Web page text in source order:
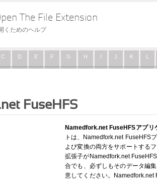
The File Extension
くためのヘルプ
C D E F G H I J K L
FuseHFS
Namedfork.net FuseHFSアプリ
トは、Namedfork.net FuseHFS
よび変換の両方をサポートする
拡張子がNamedfork.net
合でも、必ずしもそのデータ編
意してください。Namedfork.net